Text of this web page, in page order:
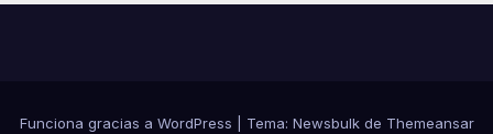
Funciona gracias a WordPress Tema: Newsbulkde Themeansar